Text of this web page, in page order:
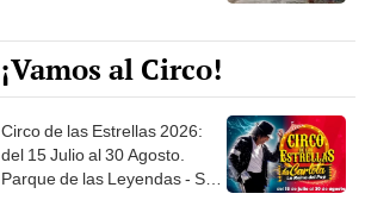
¡Vamos al Circo!
Circo de las Estrellas 2026:
del 15 Julio al 30 Agosto.
Parque de las Leyendas - San